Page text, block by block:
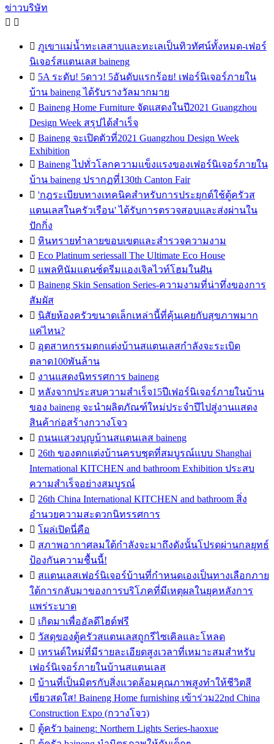
ข่าวบริษัท
 
 ภูเขาแม่น้ำทะเลสาบและทะเลเป็นทิวทัศน์ทั้งหมด-เฟอร์
นิเจอร์สแตนเลส baineng
 5A ระดับ! 5ดาว! 5อันดับแรกร้อย! เฟอร์นิเจอร์ภายใน
บ้าน baineng ได้รับรางวัลมากมาย
 Baineng Home Furniture จัดแสดงในปี2021 Guangzhou
Design Week สรุปได้สำเร็จ
 Baineng จะเปิดตัวที่2021 Guangzhou Design Week
Exhibition
 Baineng ไปทั่วโลกความแข็งแรงของเฟอร์นิเจอร์ภายใน
บ้าน baineng ปรากฏที่130th Canton Fair
 'กฎระเบียบทางเทคนิคสำหรับการประยุกต์ใช้ตู้ครัวส
แตนเลสในครัวเรือน' ได้รับการตรวจสอบและส่งผ่านใน
ปักกิ่ง
 หินทรายทำลายขอบเขตและสำรวจความงาม
 Eco Platinum seriessall The Ultimate Eco House
 แพลทินัมแดนซ์ดรีมแองเจิลไวท์โฮมในฝัน
 Baineng Skin Sensation Series-ความงามที่น่าทึ่งของการ
สัมผัส
 นิสัยห้องครัวขนาดเล็กเหล่านี้ที่คุ้นเคยกับสุขภาพมาก
แค่ไหน?
 อุตสาหกรรมตกแต่งบ้านสแตนเลสกำลังจะระเบิด
ตลาด100พันล้าน
 งานแสดงนิทรรศการ baineng
 หลังจากประสบความสำเร็จ15ปีเฟอร์นิเจอร์ภายในบ้าน
ของ baineng จะนำผลิตภัณฑ์ใหม่ประจำปีไปสู่งานแสดง
สินค้าก่อสร้างกวางโจว
 ถนนแสวงบุญบ้านสแตนเลส baineng
 26th ของตกแต่งบ้านครบชุดที่สมบูรณ์แบบ Shanghai
International KITCHEN and bathroom Exhibition ประสบ
ความสำเร็จอย่างสมบูรณ์
 26th China International KITCHEN and bathroom สิ่ง
อำนวยความสะดวกนิทรรศการ
 โผล่เปิดนี่คือ
 สภาพอากาศลมใต้กำลังจะมาถึงดังนั้นโปรดผ่านกลยุทธ์
ป้องกันความชื้นนี้!
 สแตนเลสเฟอร์นิเจอร์บ้านที่กำหนดเองเป็นทางเลือกภาย
ใต้การกลับมาของการบริโภคที่มีเหตุผลในยุคหลังการ
แพร่ระบาด
 เกิดมาเพื่ออัลดีไฮด์ฟรี
 วัสดุของตู้ครัวสแตนเลสถูกรีไซเคิลและโหลด
 เทรนด์ใหม่ที่มีรายละเอียดสูงเวลาที่เหมาะสมสำหรับ
เฟอร์นิเจอร์ภายในบ้านสแตนเลส
 บ้านที่เป็นมิตรกับสิ่งแวดล้อมคุณภาพสูงทำให้ชีวิตสี
เขียวสดใส! Baineng Home furnishing เข้าร่วม22nd China
Construction Expo (กวางโจว)
 ตู้ครัว baineng: Northern Lights Series-haoxue